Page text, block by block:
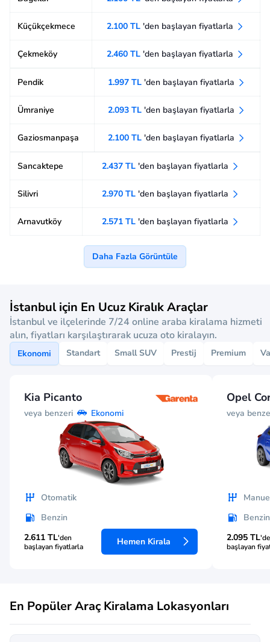
Küçükçekmece 2.100 TL 'den başlayan fiyatlarla
Çekmeköy 2.460 TL 'den başlayan fiyatlarla
Pendik 1.997 TL 'den başlayan fiyatlarla
Ümraniye 2.093 TL 'den başlayan fiyatlarla
Gaziosmanpaşa 2.100 TL 'den başlayan fiyatlarla
Sancaktepe 2.437 TL 'den başlayan fiyatlarla
Silivri 2.970 TL 'den başlayan fiyatlarla
Arnavutköy 2.571 TL 'den başlayan fiyatlarla
Daha Fazla Görüntüle
İstanbul için En Ucuz Kiralık Araçlar
İstanbul ve ilçelerinde 7/24 online araba kiralama hizmeti
alın, fiyatları karşılaştırarak ucuza oto kiralayın.
Ekonomi Standart Small SUV Prestij Premium
Kia Picanto
veya benzeri Ekonomi
Otomatik
Benzin
2.611 TL'den
başlayan fiyatlarla
Hemen Kirala
Opel
veya
Benzin
2.095 TL
başlayan
En Popüler Araç Kiralama Lokasyonları